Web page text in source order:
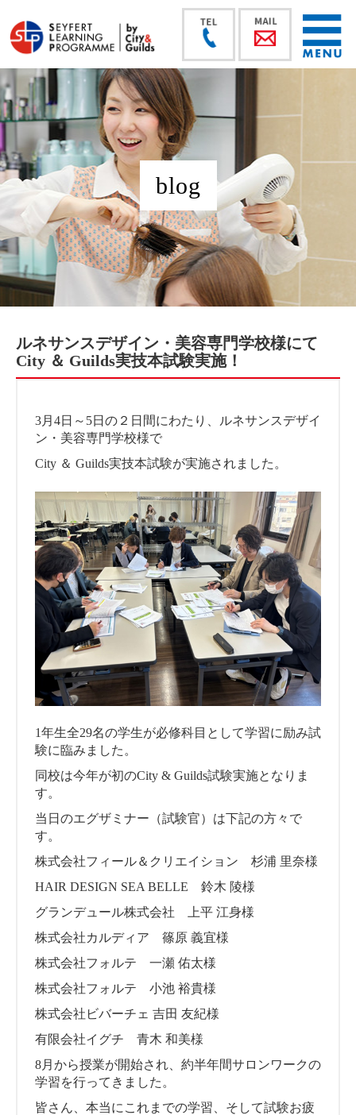
blog
ルネサンスデザイン・美容専門学校様にて
City ＆ Guilds実技本試験実施！
3月4日～5日の２日間にわたり、ルネサンスデザイ
ン・美容専門学校様で
City ＆ Guilds実技本試験が実施されました。
1年生全29名の学生が必修科目として学習に励み試
験に臨みました。
同校は今年が初のCity & Guilds試験実施となりま
す。
当日のエグザミナー（試験官）は下記の方々で
す。
株式会社フィール＆クリエイション 杉浦 里奈様
HAIR DESIGN SEA BELLE 鈴木 陵様
グランデュール株式会社 上平 江身様
株式会社カルディア 篠原 義宜様
株式会社フォルテ 一瀬 佑太様
株式会社フォルテ 小池 裕貴様
株式会社ビバーチェ 吉田 友紀様
有限会社イグチ 青木 和美様
8月から授業が開始され、約半年間サロンワークの
学習を行ってきました。
皆さん、本当にこれまでの学習、そして試験お疲